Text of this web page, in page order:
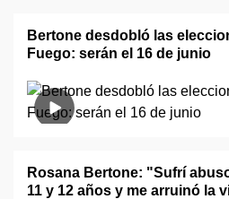
Bertone desdobló las
Fuego: serán el 16 de junio
Rosana Bertone: "Sufrí
11 y 12 años y me arruinó la